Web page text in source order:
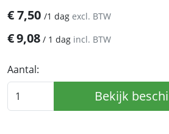
€7,50 /1 dag excl. BTW
€9,08 / 1 dag incl. BTW
Aantal:
Bekijk